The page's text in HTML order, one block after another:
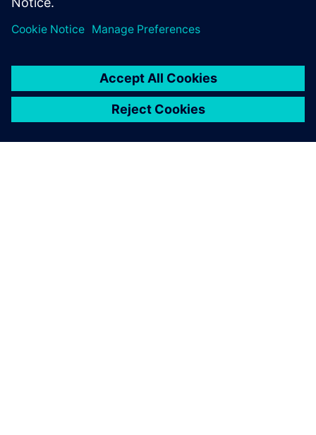
고객이 자체 상황과 목적, 구체적 환경에 맞춰 이 방식을
적용한 실제 사례